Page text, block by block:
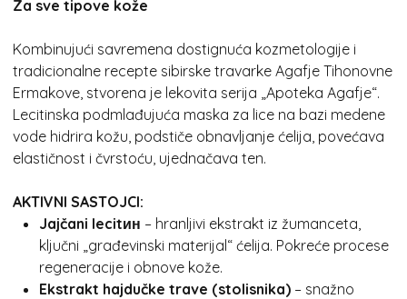
Za sve tipove kože
Kombinujući savremena dostignuća kozmetologije i
tradicionalne recepte sibirske travarke Agafje Tihonovne
Ermakove, stvorena je lekovita serija „Apoteka Agafje“.
Lecitinska podmlađujuća maska za lice na bazi medene
vode hidrira kožu, podstiče obnavljanje ćelija, povećava
elastičnost i čvrstoću, ujednačava ten.
AKTIVNI SASTOJCI:
Jajčani lecitин – hranljivi ekstrakt iz žumanceta,
ključni „građevinski materijal“ ćelija. Pokreće procese
regeneracije i obnove kože.
Ekstrakt hajdučke trave (stolisnika) – snažno